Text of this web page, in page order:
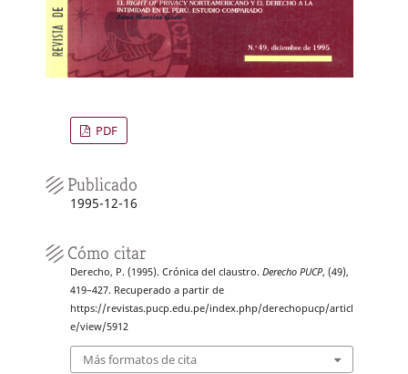
PDF
Publicado
1995-12-16
Cómo citar
Derecho, P. (1995). Crónica del claustro. Derecho PUCP, (49),
419–427. Recuperado a partir de
https://revistas.pucp.edu.pe/index.php/derechopucp/articl
e/view/5912
Más formatos de cita